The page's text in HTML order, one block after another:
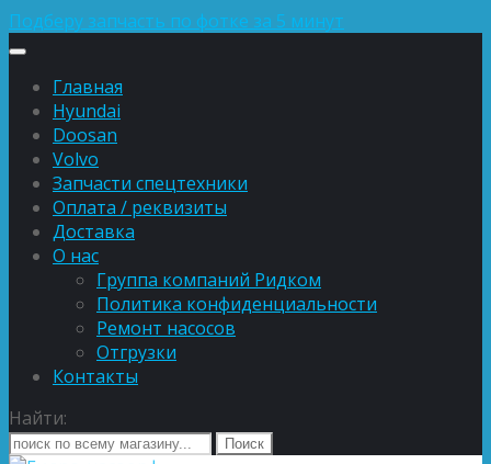
Подберу запчасть по фотке за 5 минут
Главная
Hyundai
Doosan
Volvo
Запчасти спецтехники
Оплата / реквизиты
Доставка
О нас
Группа компаний Ридком
Политика конфиденциальности
Ремонт насосов
Отгрузки
Контакты
Найти: